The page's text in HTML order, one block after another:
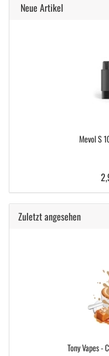
Neue Artikel
Mevol S
Zuletzt angesehen
Tony Vapes -